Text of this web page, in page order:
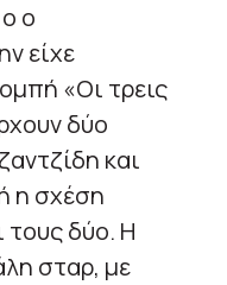
ο
είχε
«Οι τρεις
δύο
και
η σχέση
τους δύο. Η
σταρ, με